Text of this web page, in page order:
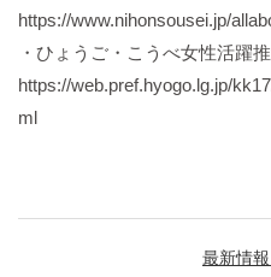
https://www.nihonsousei.jp/
・ひょうご・こうべ女性活躍
https://web.pref.hyogo.lg.jp/
ml
最新情